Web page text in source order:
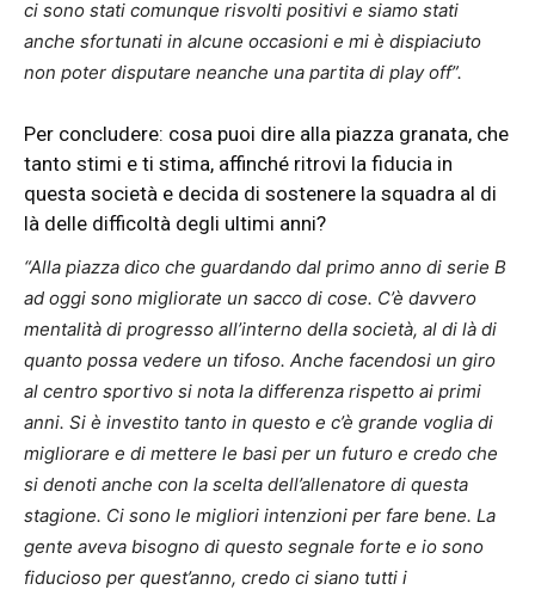
ci sono stati comunque risvolti positivi e siamo stati
anche sfortunati in alcune occasioni e mi è dispiaciuto
non poter disputare neanche una partita di play off”.
Per concludere: cosa puoi dire alla piazza granata, che
tanto stimi e ti stima, affinché ritrovi la fiducia in
questa società e decida di sostenere la squadra al di
là delle difficoltà degli ultimi anni?
“Alla piazza dico che guardando dal primo anno di serie B
ad oggi sono migliorate un sacco di cose. C’è davvero
mentalità di progresso all’interno della società, al di là di
quanto possa vedere un tifoso. Anche facendosi un giro
al centro sportivo si nota la differenza rispetto ai primi
anni. Si è investito tanto in questo e c’è grande voglia di
migliorare e di mettere le basi per un futuro e credo che
si denoti anche con la scelta dell’allenatore di questa
stagione. Ci sono le migliori intenzioni per fare bene. La
gente aveva bisogno di questo segnale forte e io sono
fiducioso per quest’anno, credo ci siano tutti i